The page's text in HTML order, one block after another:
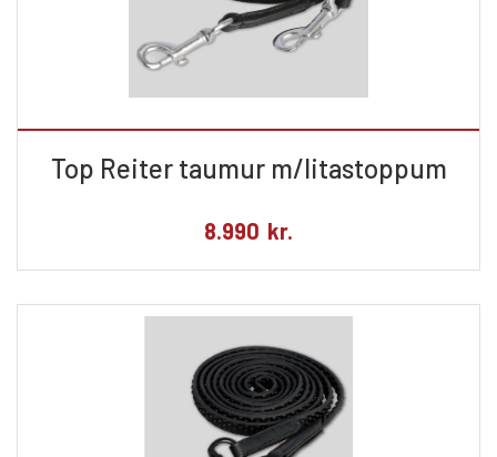
Top Reiter taumur m/litastoppum
8.990 kr.